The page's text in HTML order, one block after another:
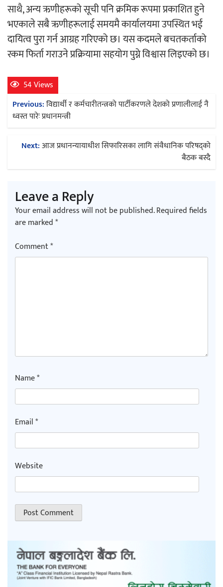
साथै, अन्य ऋणीहरूको सूची पनि क्रमिक रूपमा प्रकाशित हुने
भएकाले सबै ऋणीहरूलाई समयमै कार्यालयमा उपस्थित भई
दायित्व पुरा गर्न आग्रह गरिएको छ। यस कदमले बचतकर्ताको
रकम फिर्ता गराउने प्रक्रियामा सहयोग पुग्ने विश्वास लिइएको छ।
54 Views
Post
navigation
Previous:विद्यार्थी र कर्मचारीतन्त्रको पार्टीकरणले देशको प्रणालीलाई नै
ध्वस्त पारेः प्रधानमन्त्री
Next:आज प्रधानन्यायाधीश सिफारिसका लागि संवैधानिक परिषद्को
बैठक बस्दै
Leave a Reply
Your email address will not be published.Required fields
are marked*
Comment*
Name*
Email*
Website